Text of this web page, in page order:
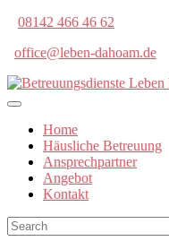
08142 466 46 62
office@leben-dahoam.de
Home
Häusliche Betreuung
Ansprechpartner
Angebot
Kontakt